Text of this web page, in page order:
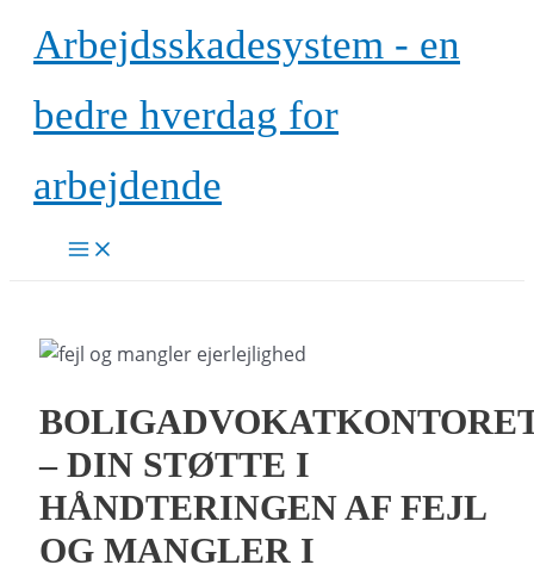
Arbejdsskadesystem - en
bedre hverdag for
arbejdende
Main
Menu
– DIN STØTTE I
HÅNDTERINGEN AF FEJL
OG MANGLER I